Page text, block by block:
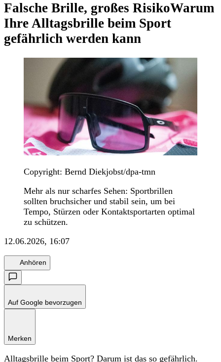
Falsche Brille, großes RisikoWarum
Ihre Alltagsbrille beim Sport
gefährlich werden kann
Copyright: Bernd Diekjobst/dpa-tmn
Mehr als nur scharfes Sehen: Sportbrillen
sollten bruchsicher und stabil sein, um bei
Tempo, Stürzen oder Kontaktsportarten optimal
zu schützen.
12.06.2026, 16:07
Anhören
Auf Google bevorzugen
Merken
Alltagsbrille beim Sport? Darum ist das so gefährlich.